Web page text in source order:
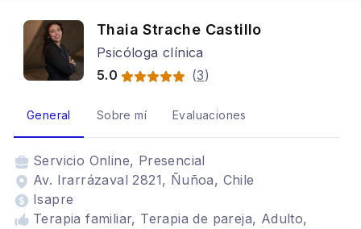
Thaia Strache Castillo
Psicóloga clínica
5.0
(3)
General Sobre mí Evaluaciones
Servicio Online, Presencial
Av. Irarrázaval 2821, Ñuñoa, Chile
Isapre
Terapia familiar, Terapia de pareja, Adulto,